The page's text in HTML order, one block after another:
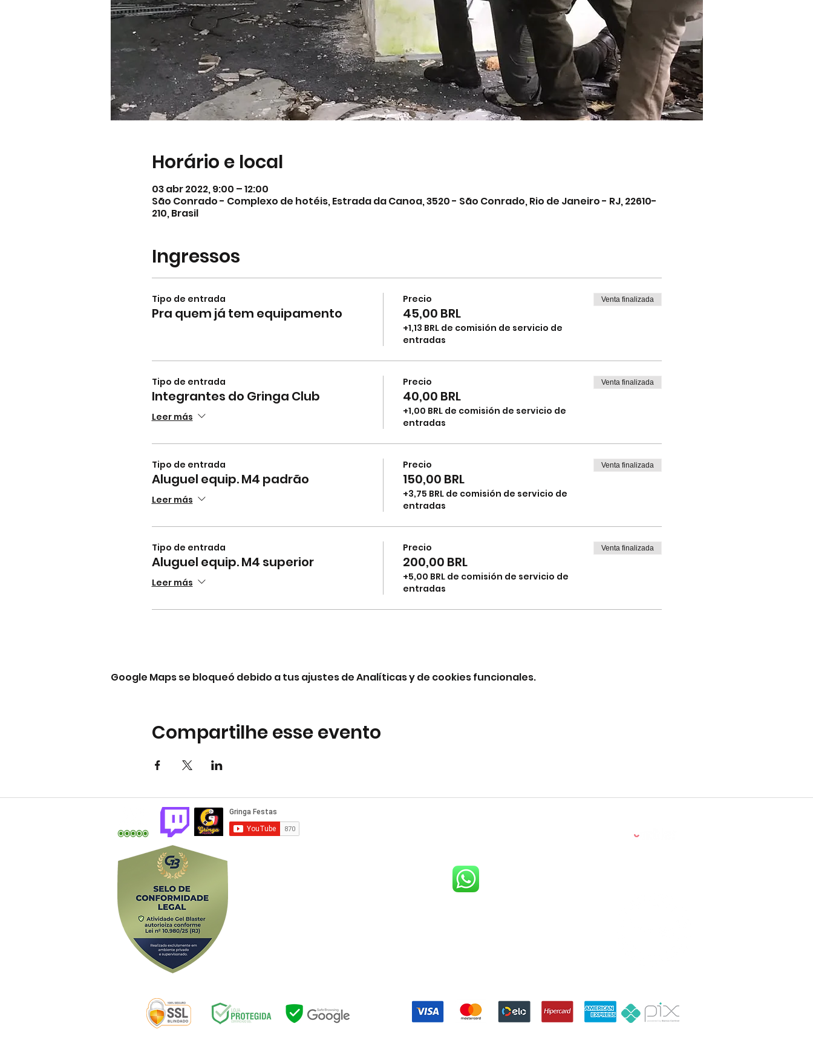
Horário e local
03 abr 2022, 9:00 – 12:00
São Conrado - Complexo de hotéis, Estrada da Canoa, 3520 - São Conrado, Rio de Janeiro - RJ, 22610-
210, Brasil
Ingressos
Tipo de entrada
Pra quem já tem equipamento
Precio
45,00 BRL
+1,13 BRL de comisión de servicio de
entradas
Venta finalizada
Tipo de entrada
Integrantes do Gringa Club
Leer más
Precio
40,00 BRL
+1,00 BRL de comisión de servicio de
entradas
Venta finalizada
Tipo de entrada
Aluguel equip. M4 padrão
Leer más
Precio
150,00 BRL
+3,75 BRL de comisión de servicio de
entradas
Venta finalizada
Tipo de entrada
Aluguel equip. M4 superior
Leer más
Precio
200,00 BRL
+5,00 BRL de comisión de servicio de
entradas
Venta finalizada
Google Maps se bloqueó debido a tus ajustes de Analíticas y de cookies funcionales.
Compartilhe esse evento